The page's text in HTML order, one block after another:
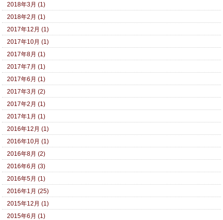
2018年3月 (1)
2018年2月 (1)
2017年12月 (1)
2017年10月 (1)
2017年8月 (1)
2017年7月 (1)
2017年6月 (1)
2017年3月 (2)
2017年2月 (1)
2017年1月 (1)
2016年12月 (1)
2016年10月 (1)
2016年8月 (2)
2016年6月 (3)
2016年5月 (1)
2016年1月 (25)
2015年12月 (1)
2015年6月 (1)